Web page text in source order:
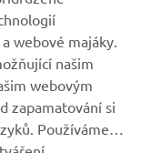
webové majáky.
našim
webovým
zapamatování si
Používáme